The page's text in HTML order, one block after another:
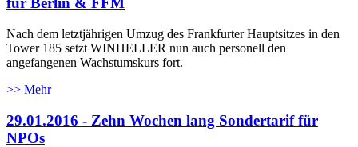
Nach dem letztjährigen Umzug des Frankfurter Hauptsitzes in den
Tower 185 setzt WINHELLER nun auch personell den
angefangenen Wachstumskurs fort.
>> Mehr
29.01.2016 - Zehn Wochen lang Sondertarif für
NPOs